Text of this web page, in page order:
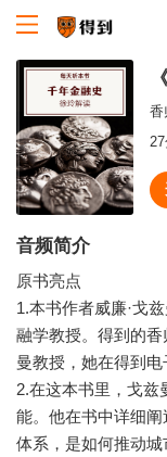
香
音频简介
原书亮点
1.本书作者威廉·戈
融学教授。得到的
曼教授，她在得到电
2.在这本书里，戈兹
能。他在书中详细
体系，是如何推动